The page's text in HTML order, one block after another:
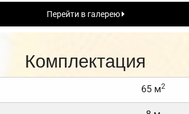
Перейти в галерею
Комплектация
65 м2